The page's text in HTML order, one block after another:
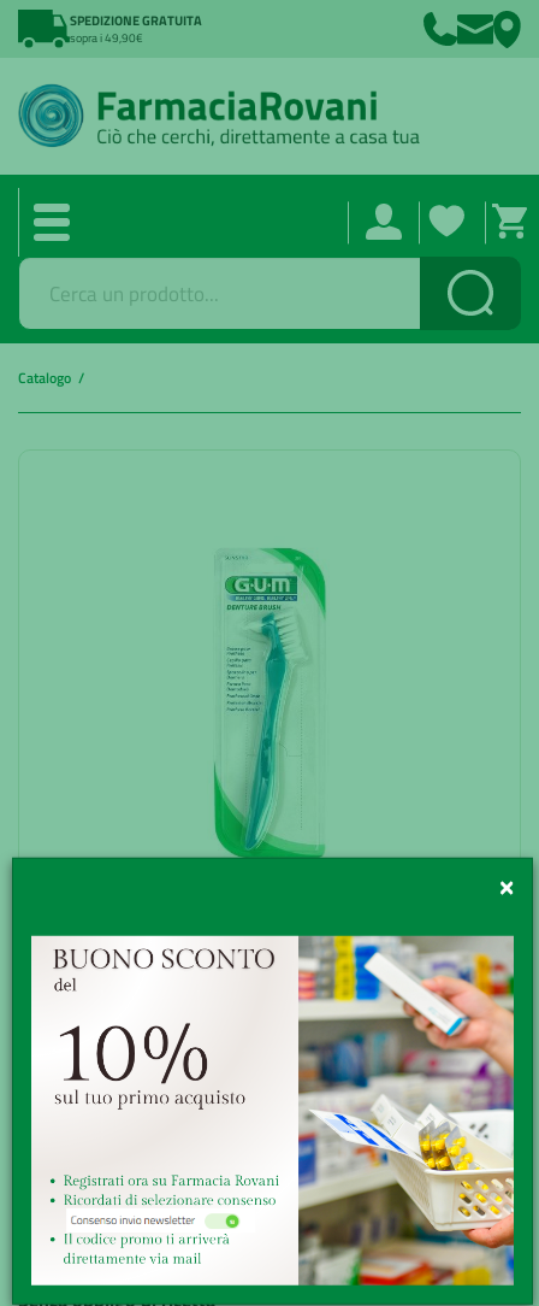
SPEDIZIONE GRATUITA
sopra i 49,90€
Cerca
Catalogo /
GUM DENTURE BRUSH SPAZ
PROTESI
G•U•M DENTURE BRUSH Spazzolino per protesi.
Caratteristiche • Profilo piatto e nylon resistente per
un’efficace pulizia delle superfici delle protesi. • Setole
Minsan:902222850
Marchio:SUNSTAR ITALIANA Srl
Disponibilità:Buona
Senza obbligo di ricetta
×